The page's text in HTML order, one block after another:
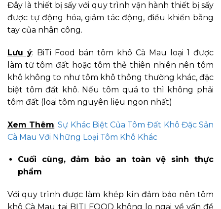
Đây là thiết bị sấy với quy trình vận hành thiết bị sấy
được tự động hóa, giảm tác động, điều khiển bằng
tay của nhân công.
Lưu ý: BiTi Food bán tôm khô Cà Mau loại 1 được
làm từ tôm đất hoặc tôm thẻ thiên nhiên nên tôm
khô không to như tôm khô thông thường khác, đặc
biệt tôm đất khô. Nếu tôm quá to thì không phải
tôm đất (loại tôm nguyên liệu ngon nhất)
Xem Thêm: Sự Khác Biệt Của Tôm Đất Khô Đặc Sản
Cà Mau Với Những Loại Tôm Khô Khác
Cuối cùng, đảm bảo an toàn vệ sinh thực
phẩm
Với quy trình được làm khép kín đảm bảo nên tôm
khô Cà Mau tại BITI FOOD không lo ngại về vấn đề